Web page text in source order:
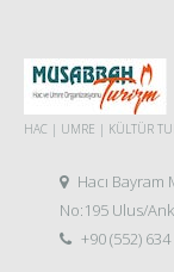
HAC | UMRE | KÜLTÜR
Hacı Bayram
No:195 Ulus/
+90 (552)